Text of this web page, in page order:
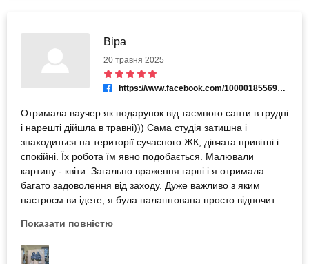
Віра
20 травня 2025
https://www.facebook.com/100001855697016
Отримала ваучер як подарунок від таємного санти в грудні
і нарешті дійшла в травні))) Сама студія затишна і
знаходиться на території сучасного ЖК, дівчата привітні і
спокійні. Їх робота їм явно подобається. Малювали
картину - квіти. Загально враження гарні і я отримала
багато задоволення від заходу. Дуже важливо з яким
настроєм ви ідете, я була налаштована просто відпочити і
зовсім =) Результатом задоволена, але були моменти які б
мені особисто було б краще покращити. 1) Саму картину
я не обирала, і заздалегідь мені ніхто не повідмовляв яка
Показати повністю